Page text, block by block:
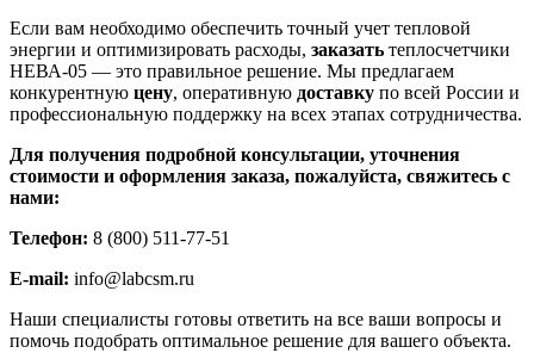
Если вам необходимо обеспечить точный учет тепловой
энергии и оптимизировать расходы, заказать теплосчетчики
НЕВА-05 — это правильное решение. Мы предлагаем
конкурентную цену, оперативную доставку по всей России и
профессиональную поддержку на всех этапах сотрудничества.
Для получения подробной консультации, уточнения
стоимости и оформления заказа, пожалуйста, свяжитесь с
нами:
Телефон: 8 (800) 511-77-51
E-mail: info@labcsm.ru
Наши специалисты готовы ответить на все ваши вопросы и
помочь подобрать оптимальное решение для вашего объекта.